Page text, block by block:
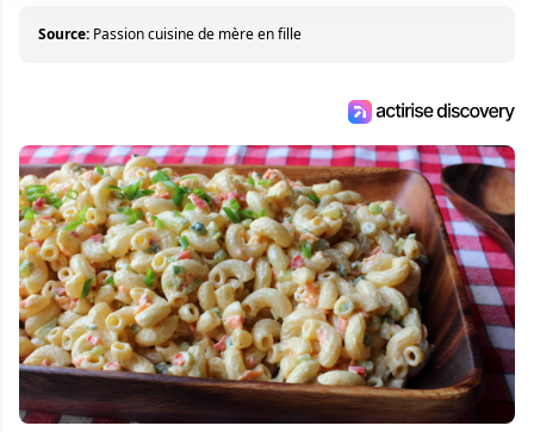
Source: Passion cuisine de mère en fille